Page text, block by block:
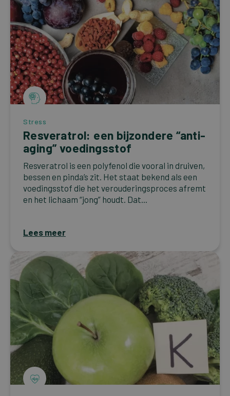
Stress
Resveratrol: een bijzondere “anti-
aging” voedingsstof
Resveratrol is een polyfenol die vooral in druiven,
bessen en pinda’s zit. Het staat bekend als een
voedingsstof die het verouderingsproces afremt
en het lichaam “jong” houdt. Dat...
Lees meer